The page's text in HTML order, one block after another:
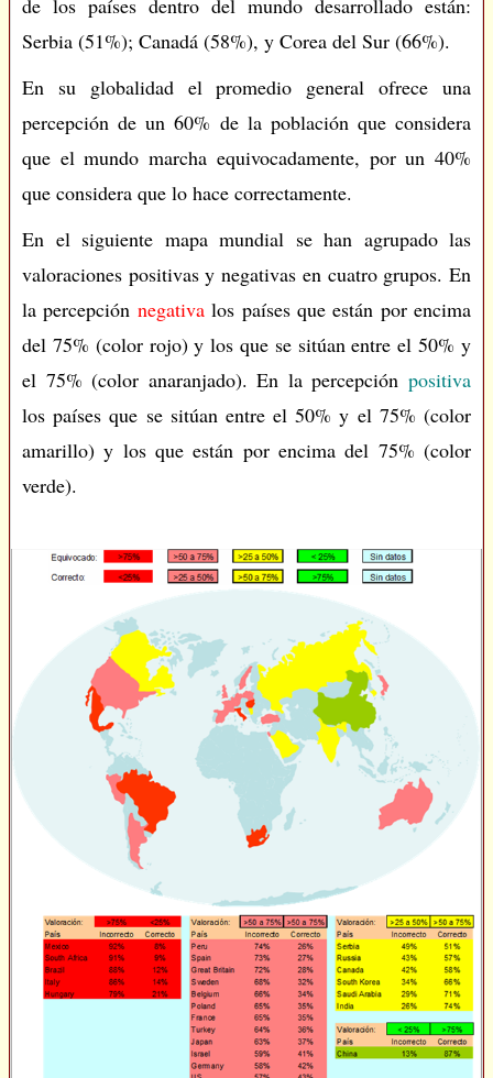
de los países dentro del mundo desarrollado están:
Serbia (51%); Canadá (58%), y Corea del Sur (66%).
En su globalidad el promedio general ofrece una
percepción de un 60% de la población que considera
que el mundo marcha equivocadamente, por un 40%
que considera que lo hace correctamente.
En el siguiente mapa mundial se han agrupado las
valoraciones positivas y negativas en cuatro grupos. En
la percepción negativalos países que están por encima
del 75% (color rojo) y los que se sitúan entre el 50% y
el 75% (color anaranjado). En la percepción positiva
los países que se sitúan entre el 50% y el 75% (color
amarillo) y los que están por encima del 75% (color
verde).